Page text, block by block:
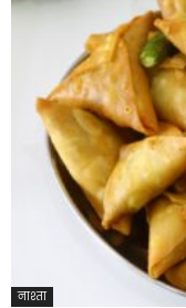
नाश्ता